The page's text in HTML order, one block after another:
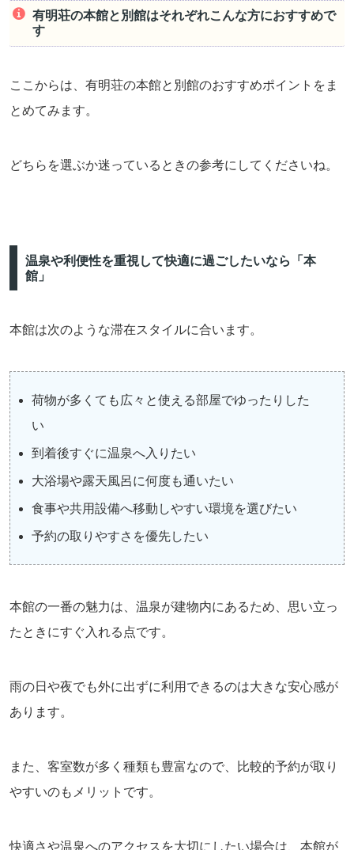
有明荘の本館と別館はそれぞれこんな方におすすめで
す
ここからは、有明荘の本館と別館のおすすめポイントをま
とめてみます。
どちらを選ぶか迷っているときの参考にしてくださいね。
温泉や利便性を重視して快適に過ごしたいなら「本
館」
本館は次のような滞在スタイルに合います。
荷物が多くても広々と使える部屋でゆったりした
い
到着後すぐに温泉へ入りたい
大浴場や露天風呂に何度も通いたい
食事や共用設備へ移動しやすい環境を選びたい
予約の取りやすさを優先したい
本館の一番の魅力は、温泉が建物内にあるため、思い立っ
たときにすぐ入れる点です。
雨の日や夜でも外に出ずに利用できるのは大きな安心感が
あります。
また、客室数が多く種類も豊富なので、比較的予約が取り
やすいのもメリットです。
快適さや温泉へのアクセスを大切にしたい場合は、本館が